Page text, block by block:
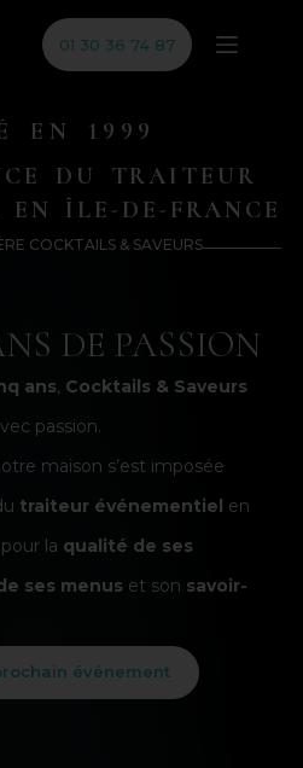
01 30 36 74 87
EN 1999
DU TRAITEUR
EN ÎLE-DE-FRANCE
COCKTAILS & SAVEURS
DE PASSION
ans, Cocktails & Saveurs
passion.
maison s’est imposée
traiteur événementiel en
la qualité de ses
ses menus et son savoir-
événement